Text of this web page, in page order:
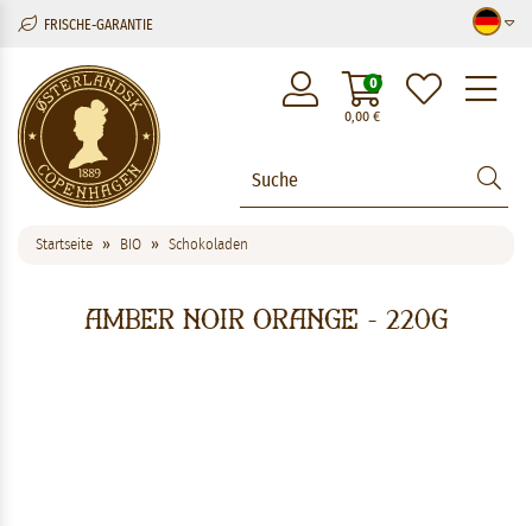
FRISCHE-GARANTIE
0,00€
0
Startseite BIO Schokoladen
Amber Noir Orange - 220g